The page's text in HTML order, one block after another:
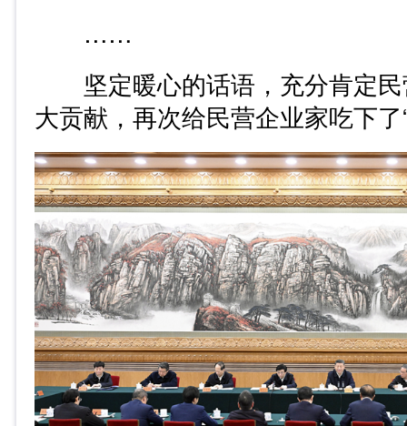
……
坚定暖心的话语，充分肯定民
大贡献，再次给民营企业家吃下了